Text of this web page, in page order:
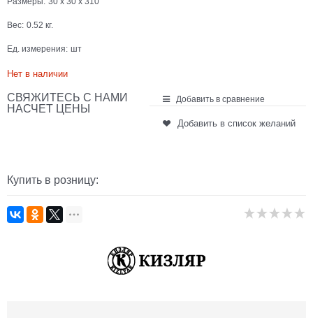
Вес: 0.52 кг.
Ед. измерения: шт
Нет в наличии
СВЯЖИТЕСЬ С НАМИ
НАСЧЕТ ЦЕНЫ
Добавить в сравнение
Добавить в список желаний
Купить в розницу: